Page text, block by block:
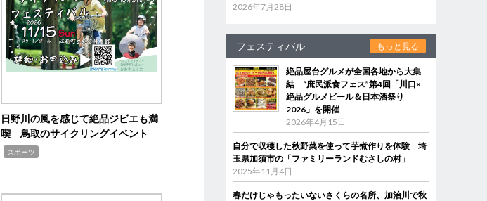
日野川の風を感じて絶品ジビエも満
喫 鳥取のサイクリングイベント
スポーツ
2026年7月28日
フェスティバル もっと見る
絶品屋台グルメが全国各地から大集
結 “庶民派食フェス”第4回「川口×
絶品グルメビール＆日本酒祭り
2026」を開催
2026年4月15日
自分で収穫した秋野菜を使って芋煮作りを体験 埼
玉県加須市の「ファミリーランドむさしの村」
2025年11月4日
春だけじゃもったいないさくらの名所、加治川で秋